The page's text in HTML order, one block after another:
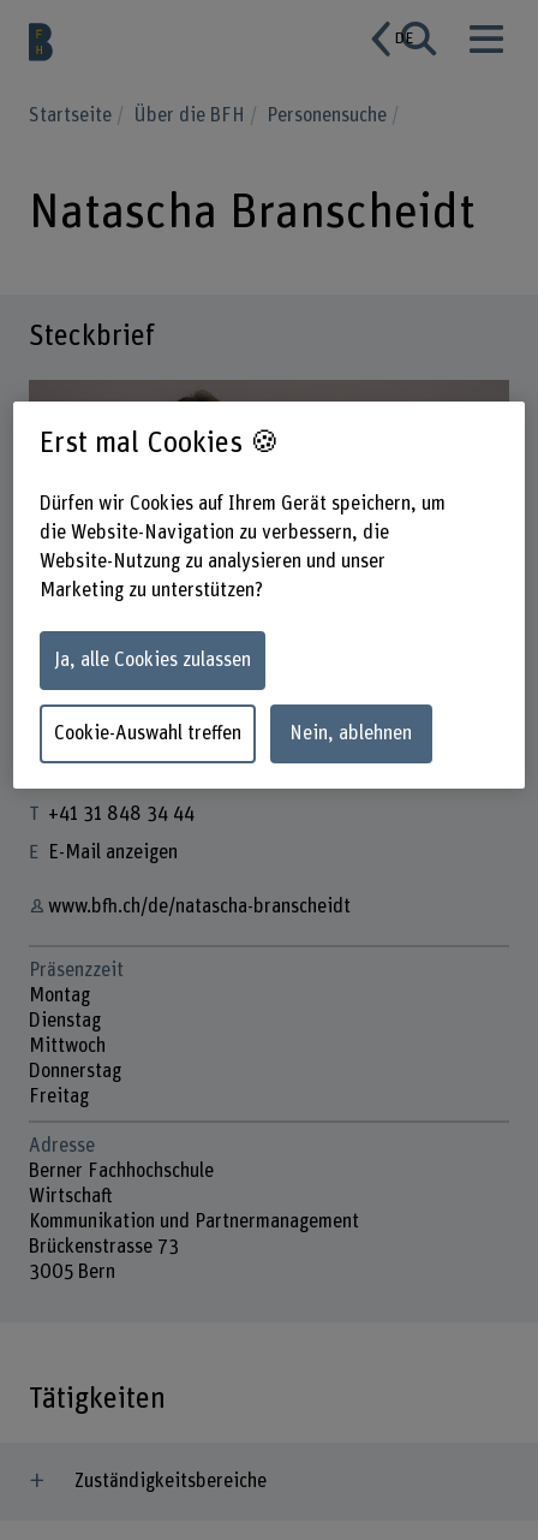
DE
Startseite Über die BFH Personensuche
Natascha Branscheidt
Steckbrief
Leiterin Kommunikation und PM
+41 31 848 34 44
E-Mail anzeigen
www.bfh.ch/de/natascha-branscheidt
Präsenzzeit
Montag
Dienstag
Mittwoch
Donnerstag
Freitag
Adresse
Berner Fachhochschule
Wirtschaft
Kommunikation und Partnermanagement
Brückenstrasse 73
3005 Bern
Tätigkeiten
Zuständigkeitsbereiche
Erst mal Cookies 🍪
Dürfen wir Cookies auf Ihrem Gerät speichern, um
die Website-Navigation zu verbessern, die
Website-Nutzung zu analysieren und unser
Marketing zu unterstützen?
Ja, alle Cookies zulassen
Cookie-Auswahl treffen Nein, ablehnen